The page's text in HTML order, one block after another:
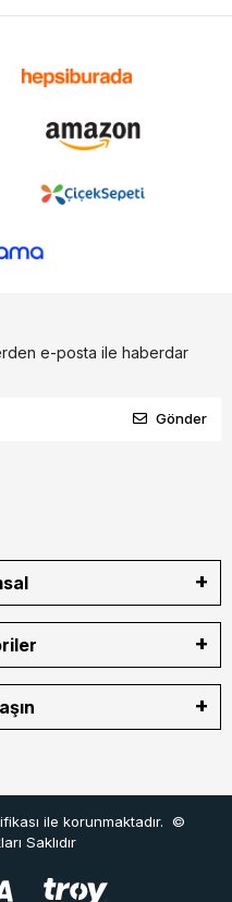
e-posta ile haberdar
Gönder
ile korunmaktadır. ©
Saklıdır